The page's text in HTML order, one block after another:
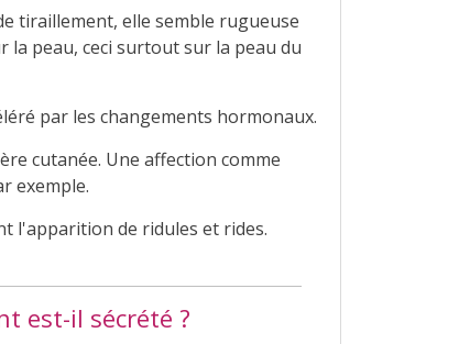
tiraillement, elle semble rugueuse
la peau, ceci surtout sur la peau du
par les changements hormonaux.
cutanée. Une affection comme
exemple.
l'apparition de ridules et rides.
est-il sécrété ?